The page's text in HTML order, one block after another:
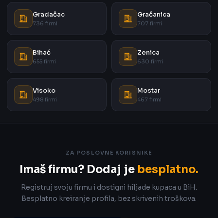
Gradačac
736 firmi
Gračanica
707 firmi
Bihać
655 firmi
Zenica
630 firmi
Visoko
498 firmi
Mostar
467 firmi
ZA POSLOVNE KORISNIKE
Imaš firmu? Dodaj je besplatno.
Registruj svoju firmu i dostigni hiljade kupaca u BiH.
Besplatno kreiranje profila, bez skrivenih troškova.